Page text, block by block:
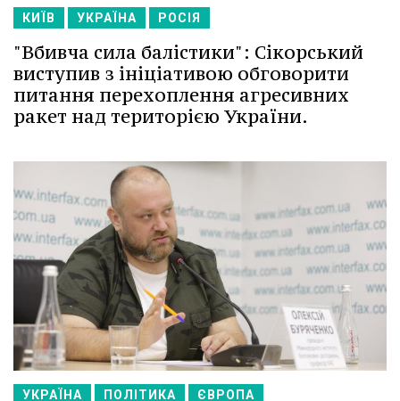
КИЇВ УКРАЇНА РОСІЯ
"Вбивча сила балістики": Сікорський
виступив з ініціативою обговорити
питання перехоплення агресивних
ракет над територією України.
УКРАЇНА ПОЛІТИКА ЄВРОПА